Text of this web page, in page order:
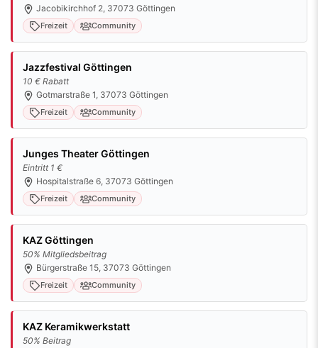
Jacobikirchhof 2, 37073 Göttingen
Freizeit Community
Jazzfestival Göttingen
10 € Rabatt
Gotmarstraße 1, 37073 Göttingen
Freizeit Community
Junges Theater Göttingen
Eintritt 1 €
Hospitalstraße 6, 37073 Göttingen
Freizeit Community
KAZ Göttingen
50% Mitgliedsbeitrag
Bürgerstraße 15, 37073 Göttingen
Freizeit Community
KAZ Keramikwerkstatt
50% Beitrag